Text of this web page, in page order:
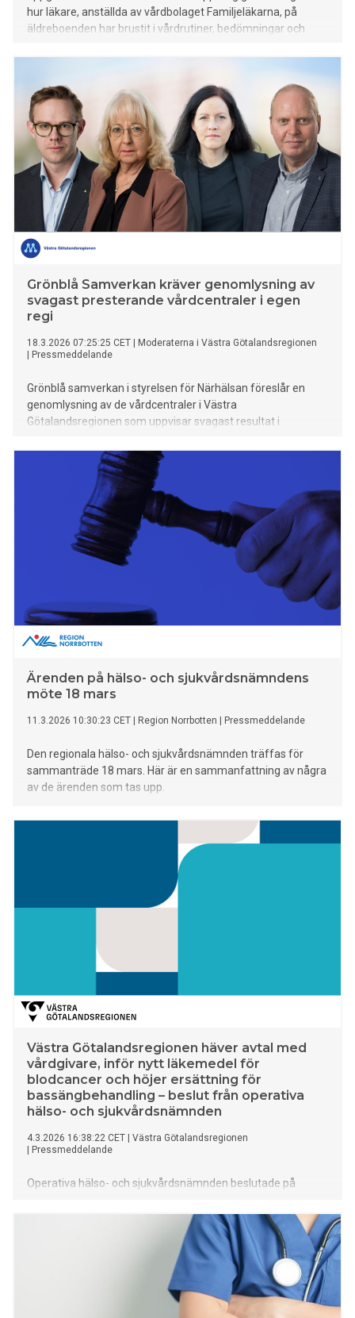
hur läkare, anställda av vårdbolaget Familjeläkarna, på
äldreboenden har brustit i vårdrutiner, bedömningar och
Grönblå Samverkan kräver genomlysning av
svagast presterande vårdcentraler i egen
regi
18.3.2026 07:25:25 CET
Moderaterna i Västra Götalandsregionen
Pressmeddelande
Grönblå samverkan i styrelsen för Närhälsan föreslår en
genomlysning av de vårdcentraler i Västra
Götalandsregionen som uppvisar svagast resultat i
kvalitetsindikatorer. I ett initiativärende föreslår Grönblå att
primärvårdsdirektören får i uppdrag att analysera de tio
vårdcentraler i regionens egen regi som uppvisar lägst
resultat och redovisa hur dessa verksamheter lever upp till
kvalitet, tillgänglighet, ekonomiska förutsättningar samt
efterlevnad av gällande regelverk och avtalskrav.
Ärenden på hälso- och sjukvårdsnämndens
möte 18 mars
11.3.2026 10:30:23 CET Region Norrbotten Pressmeddelande
Den regionala hälso- och sjukvårdsnämnden träffas för
sammanträde 18 mars. Här är en sammanfattning av några
av de ärenden som tas upp.
Västra Götalandsregionen häver avtal med
vårdgivare, inför nytt läkemedel för
blodcancer och höjer ersättning för
bassängbehandling – beslut från operativa
hälso- och sjukvårdsnämnden
4.3.2026 16:38:22 CET
Västra Götalandsregionen
Pressmeddelande
Operativa hälso- och sjukvårdsnämnden beslutade på
Kyrkbyn och Hisingen vårdcentral samt Tandläkarhuset
Tidaholm om barn- och ungdomstandvård. På
sammanträdet beslutade nämnden även att införa ett nytt
läkemedel mot blodcancer samt fattade beslut om höjd
ersättning för bassängträning.